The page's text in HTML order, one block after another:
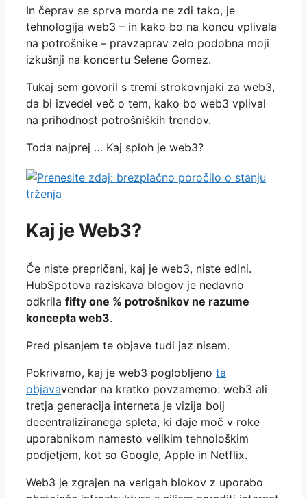
In čeprav se sprva morda ne zdi tako, je
tehnologija web3 – in kako bo na koncu vplivala
na potrošnike – pravzaprav zelo podobna moji
izkušnji na koncertu Selene Gomez.
Tukaj sem govoril s tremi strokovnjaki za web3,
da bi izvedel več o tem, kako bo web3 vplival
na prihodnost potrošniških trendov.
Toda najprej … Kaj sploh je web3?
Kaj je Web3?
Če niste prepričani, kaj je web3, niste edini.
HubSpotova raziskava blogov je nedavno
odkrila fifty one % potrošnikov ne razume
koncepta web3.
Pred pisanjem te objave tudi jaz nisem.
Pokrivamo, kaj je web3 poglobljeno ta
objavavendar na kratko povzamemo: web3 ali
tretja generacija interneta je vizija bolj
decentraliziranega spleta, ki daje moč v roke
uporabnikom namesto velikim tehnološkim
podjetjem, kot so Google, Apple in Netflix.
Web3 je zgrajen na verigah blokov z uporabo